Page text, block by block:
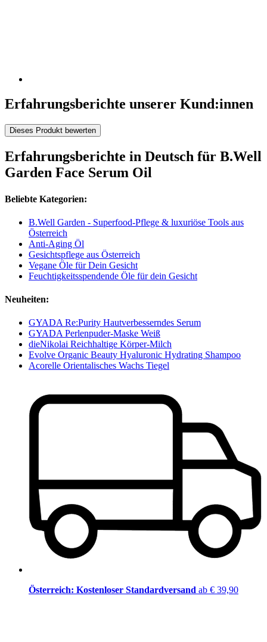
Erfahrungsberichte unserer Kund:innen
Dieses Produkt bewerten
Erfahrungsberichte in Deutsch für B.Well
Garden Face Serum Oil
Beliebte Kategorien:
B.Well Garden - Superfood-Pflege & luxuriöse Tools aus
Österreich
Anti-Aging Öl
Gesichtspflege aus Österreich
Vegane Öle für Dein Gesicht
Feuchtigkeitsspendende Öle für dein Gesicht
Neuheiten:
GYADA Re:Purity Hautverbesserndes Serum
GYADA Perlenpuder-Maske Weiß
dieNikolai Reichhaltige Körper-Milch
Evolve Organic Beauty Hyaluronic Hydrating Shampoo
Acorelle Orientalisches Wachs Tiegel
Österreich: Kostenloser Standardversand ab € 39,90